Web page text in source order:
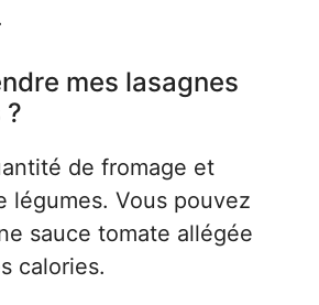
mes lasagnes
de fromage et
légumes. Vous pouvez
sauce tomate allégée
calories.